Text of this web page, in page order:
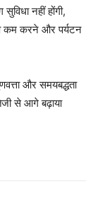
नहीं होंगी,
कम करने और पर्यटन
और समयबद्धता
से आगे बढ़ाया